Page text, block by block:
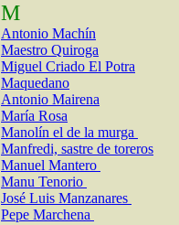
M
Antonio Machín
Maestro Quiroga
Miguel Criado El Potra
Maquedano
Antonio Mairena
María Rosa
Manolín el de la murga
Manfredi, sastre de toreros
Manuel Mantero
Manu Tenorio
José Luis Manzanares
Pepe Marchena